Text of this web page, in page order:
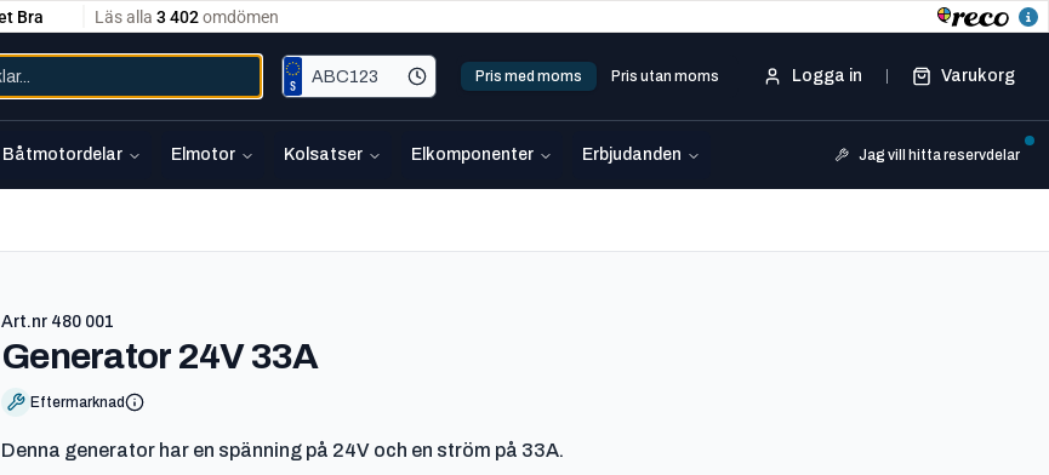
Pris med moms Pris utan moms Logga in Varukorg
Båtmotordelar Elmotor Kolsatser Elkomponenter Erbjudanden Jag vill hitta reservdelar
Art.nr 480 001
Generator 24V 33A-
Eftermarknad
Denna generator har en spänning på 24V och en ström på 33A.